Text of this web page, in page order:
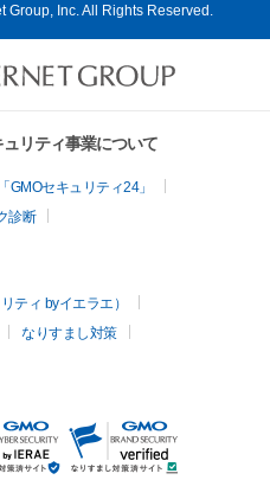
Inc. All Rights Reserved.
リティ事業について
セキュリティ24」
診断
ティ byイエラエ）
なりすまし対策